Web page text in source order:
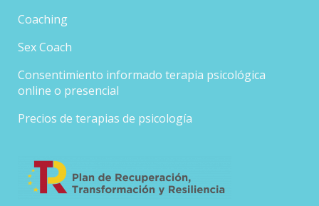
Coaching
Sex Coach
Consentimiento informado terapia psicológica
online o presencial
Precios de terapias de psicología